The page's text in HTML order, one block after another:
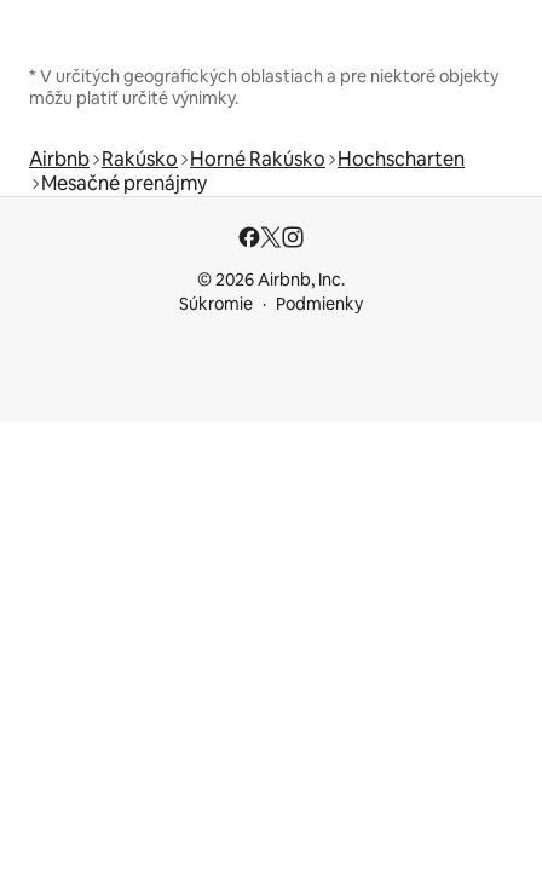
* V určitých geografických oblastiach a pre niektoré objekty
môžu platiť určité výnimky.
Airbnb Rakúsko Horné Rakúsko Hochscharten
Mesačné prenájmy
© 2026 Airbnb, Inc.
Súkromie
Podmienky